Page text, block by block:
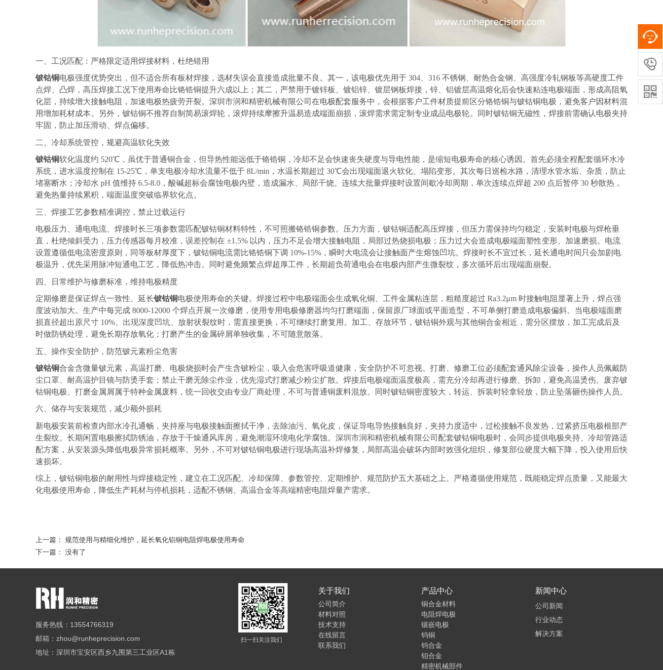
一、工况匹配：严格限定适用焊接材料，杜绝错用
铍钴铜电极强度优势突出，但不适合所有板材焊接，选材失误会直接造成批量不良。其一，该电极优先用于 304、316 不锈钢、耐热合金钢、高强度冷轧钢板等高硬度工件
点焊、凸焊，高压焊接工况下使用寿命比铬锆铜提升六成以上；其二，严禁用于镀锌板、镀铝锌、镀层钢板焊接，锌、铝镀层高温熔化后会快速粘连电极端面，形成高阻氧
化层，持续增大接触电阻，加速电极热疲劳开裂。深圳市润和精密机械有限公司在电极配套服务中，会根据客户工件材质提前区分铬锆铜与铍钴铜电极，避免客户因材料混
用增加耗材成本。另外，铍钴铜不推荐自制简易滚焊轮，滚焊持续摩擦升温易造成端面崩损，滚焊需求需定制专业成品电极轮。同时铍钴铜无磁性，焊接前需确认电极夹持
牢固，防止加压滑动、焊点偏移。
二、冷却系统管控，规避高温软化失效
铍钴铜软化温度约 520℃，虽优于普通铜合金，但导热性能远低于铬锆铜，冷却不足会快速丧失硬度与导电性能，是缩短电极寿命的核心诱因。首先必须全程配套循环水冷
系统，进水温度控制在 15-25℃，单支电极冷却水流量不低于 8L/min，水温长期超过 30℃会出现端面退火软化、塌陷变形。其次每日巡检水路，清理水管水垢、杂质，防止
堵塞断水；冷却水 pH 值维持 6.5-8.0，酸碱超标会腐蚀电极内壁，造成漏水、局部干烧。连续大批量焊接时设置间歇冷却周期，单次连续点焊超 200 点后暂停 30 秒散热，
避免热量持续累积，端面温度突破临界软化点。
三、焊接工艺参数精准调控，禁止过载运行
电极压力、通电电流、焊接时长三项参数需匹配铍钴铜材料特性，不可照搬铬锆铜参数。压力方面，铍钴铜适配高压焊接，但压力需保持均匀稳定，安装时电极与焊枪垂
直，杜绝倾斜受力，压力传感器每月校准，误差控制在 ±1.5% 以内，压力不足会增大接触电阻，局部过热烧损电极；压力过大会造成电极端面塑性变形、加速磨损。电流
设置遵循低电流密度原则，同等板材厚度下，铍钴铜电流需比铬锆铜下调 10%-15%，瞬时大电流会让接触面产生熔蚀凹坑。焊接时长不宜过长，延长通电时间只会加剧电
极温升，优先采用脉冲短通电工艺，降低热冲击。同时避免频繁点焊超厚工件，长期超负荷通电会在电极内部产生微裂纹，多次循环后出现端面崩裂。
四、日常维护与修磨标准，维持电极精度
定期修磨是保证焊点一致性、延长铍钴铜电极使用寿命的关键。焊接过程中电极端面会生成氧化铜、工件金属粘连层，粗糙度超过 Ra3.2μm 时接触电阻显著上升，焊点强
度波动加大。生产中每完成 8000-12000 个焊点开展一次修磨，使用专用电极修磨器均匀打磨端面，保留原厂球面或平面造型，不可单侧打磨造成电极偏斜。当电极端面磨
损直径超出原尺寸 10%、出现深度凹坑、放射状裂纹时，需直接更换，不可继续打磨复用。加工、存放环节，铍钴铜外观与其他铜合金相近，需分区摆放，加工完成后及
时做防锈处理，避免长期存放氧化；打磨产生的金属碎屑单独收集，不可随意散落。
五、操作安全防护，防范铍元素粉尘危害
铍钴铜合金含微量铍元素，高温打磨、电极烧损时会产生含铍粉尘，吸入会危害呼吸道健康，安全防护不可忽视。打磨、修磨工位必须配套通风除尘设备，操作人员佩戴防
尘口罩、耐高温护目镜与防烫手套；禁止干磨无除尘作业，优先湿式打磨减少粉尘扩散。焊接后电极端面温度极高，需充分冷却再进行修磨、拆卸，避免高温烫伤。废弃铍
钴铜电极、打磨金属屑属于特种金属废料，统一回收交由专业厂商处理，不可与普通铜废料混放。同时铍钴铜密度较大，转运、拆装时轻拿轻放，防止坠落砸伤操作人员。
六、储存与安装规范，减少额外损耗
新电极安装前检查内部水冷孔通畅，夹持座与电极接触面擦拭干净，去除油污、氧化皮，保证导电导热接触良好，夹持力度适中，过松接触不良发热，过紧挤压电极根部产
生裂纹。长期闲置电极擦拭防锈油，存放于干燥通风库房，避免潮湿环境电化学腐蚀。深圳市润和精密机械有限公司配套铍钴铜电极时，会同步提供电极夹持、冷却管路适
配方案，从安装源头降低电极异常损耗概率。另外，不可对铍钴铜电极进行现场高温补焊修复，局部高温会破坏内部时效强化组织，修复部位硬度大幅下降，投入使用后快
速损坏。
综上，铍钴铜电极的耐用性与焊接稳定性，建立在工况匹配、冷却保障、参数管控、定期维护、规范防护五大基础之上。严格遵循使用规范，既能稳定焊点质量，又能最大
化电极使用寿命，降低生产耗材与停机损耗，适配不锈钢、高温合金等高端精密电阻焊量产需求。
上一篇： 规范使用与精细化维护，延长氧化铝铜电阻焊电极使用寿命
下一篇： 没有了
关于我们
公司简介
材料对照
技术支持
在线留言
联系我们
新闻中心
公司新闻
行业动态
解决方案
扫一扫关注我们
产品中心
铜合金材料
电阻焊电极
镶嵌电极
钨铜
钨合金
钼合金
精密机械部件
服务热线：13554766319
邮箱：zhou@runheprecision.com
地址：深圳市宝安区西乡九围第三工业区A1栋

